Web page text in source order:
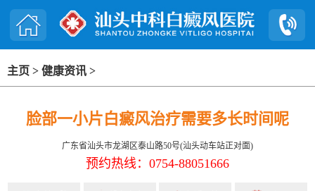
主页 > 健康资讯 >
脸部一小片白癜风治疗需要多长时间呢
广东省汕头市龙湖区泰山路50号(汕头动车站正对面)
预约热线：0754-88051666